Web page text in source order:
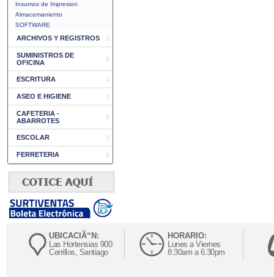
Insumos de Impresion
Almacemaniento
SOFTWARE
ARCHIVOS Y REGISTROS
SUMINISTROS DE
OFICINA
ESCRITURA
ASEO E HIGIENE
CAFETERIA -
ABARROTES
ESCOLAR
FERRETERIA
UBICACIÃ“N:
Las Hortensias 900
Cerrillos, Santiago
HORARIO:
Lunes a Viernes
8:30am a 6:30pm